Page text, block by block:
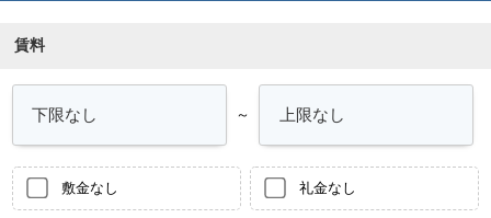
賃料
～
敷金なし 礼金なし